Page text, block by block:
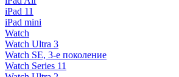
iPad 11
iPad mini
Watch
Watch Ultra 3
Watch SE, 3-е поколение
Watch Series 11